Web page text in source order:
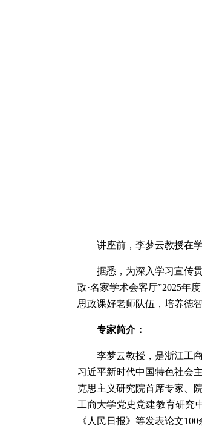
讲座前，李梦云教授在
据悉，为深入学习宣传
政·名家学术会客厅”2025年
思政课好老师队伍，培养德
专家简介：
李梦云教授，是浙江工
习近平新时代中国特色社会
克思主义研究院首席专家、
工商大学党史党建教育研究
《人民日报》等发表论文